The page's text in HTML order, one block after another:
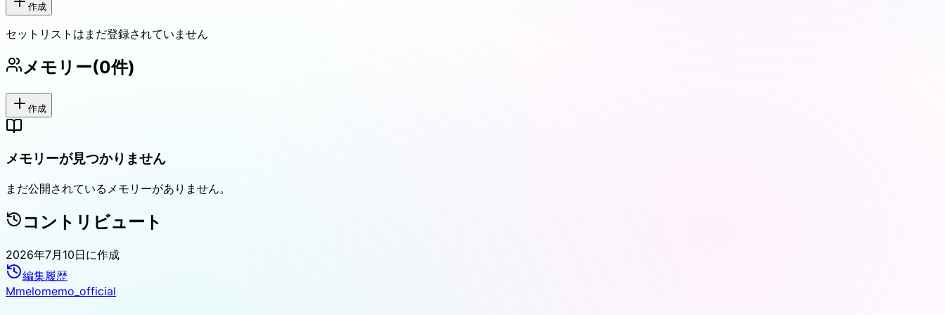
作成
セットリストはまだ登録されていません
メモリー(0件)
作成
メモリーが見つかりません
まだ公開されているメモリーがありません。
コントリビュート
2026年7月10日に作成
編集履歴
Mmelomemo_official